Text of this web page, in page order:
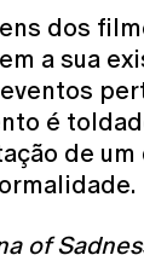
dos
a sua
é
de
of